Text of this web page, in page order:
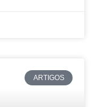
ARTIGOS